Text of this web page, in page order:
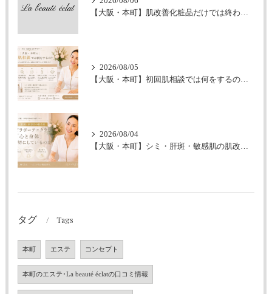
【大阪・本町】肌改善化粧品だけでは終わらせません｜ラボーテエクラが伴走型の肌改善にこだわる理由
2026/08/05
【大阪・本町】初回肌相談では何をするの？｜シミ・肝斑・敏感肌改善専門サロン
2026/08/04
【大阪・本町】シミ・肝斑・敏感肌の肌改善｜なぜラボーテエクラは「心と身体」も大切にしているのか
タグ Tags
本町 エステ コンセプト
本町のエステ･La beauté éclatの口コミ情報